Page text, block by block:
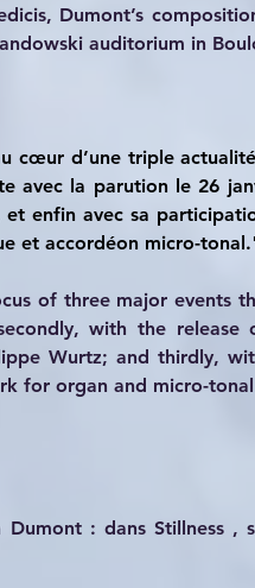
Dumont’s
auditorium in
cœur d’une triple
avec la parution le 26
enfin avec sa
et accordéon micro-
of three major events
with the
Wurtz; and thirdly,
for organ and micro-
: dans Stillness ,